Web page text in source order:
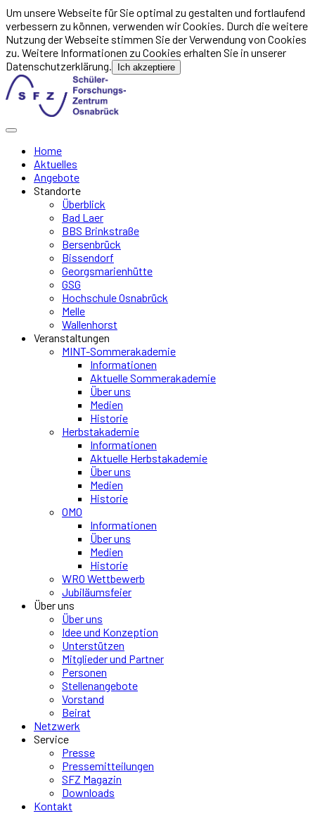
Um unsere Webseite für Sie optimal zu gestalten und fortlaufend
verbessern zu können, verwenden wir Cookies. Durch die weitere
Nutzung der Webseite stimmen Sie der Verwendung von Cookies
zu. Weitere Informationen zu Cookies erhalten Sie in unserer
Datenschutzerklärung.
Ich akzeptiere
Home
Aktuelles
Angebote
Standorte
Überblick
Bad Laer
BBS Brinkstraße
Bersenbrück
Bissendorf
Georgsmarienhütte
GSG
Hochschule Osnabrück
Melle
Wallenhorst
Veranstaltungen
MINT-Sommerakademie
Informationen
Aktuelle Sommerakademie
Über uns
Medien
Historie
Herbstakademie
Informationen
Aktuelle Herbstakademie
Über uns
Medien
Historie
OMO
Informationen
Über uns
Medien
Historie
WRO Wettbewerb
Jubiläumsfeier
Über uns
Über uns
Idee und Konzeption
Unterstützen
Mitglieder und Partner
Personen
Stellenangebote
Vorstand
Beirat
Netzwerk
Service
Presse
Pressemitteilungen
SFZ Magazin
Downloads
Kontakt